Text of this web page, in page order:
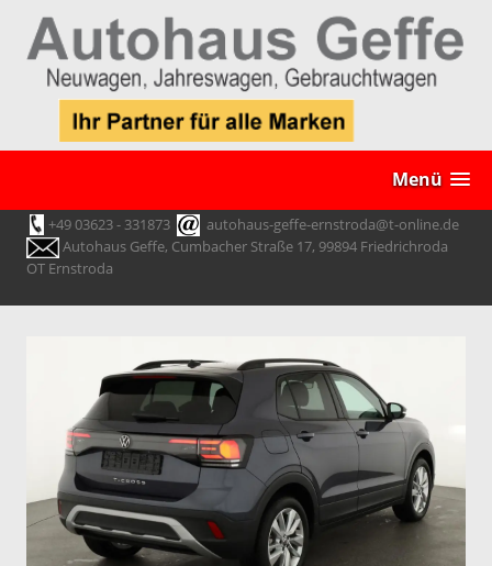
Menü
+49 03623 - 331873
autohaus-geffe-ernstroda@t-online.de
Autohaus Geffe, Cumbacher Straße 17, 99894 Friedrichroda
OT Ernstroda